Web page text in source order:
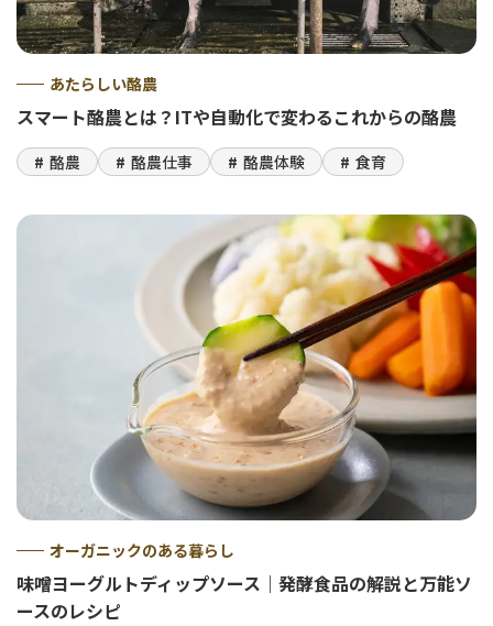
あたらしい酪農
スマート酪農とは？ITや自動化で変わるこれからの酪農
酪農 酪農仕事 酪農体験 食育
オーガニックのある暮らし
味噌ヨーグルトディップソース｜発酵食品の解説と万能ソ
ースのレシピ